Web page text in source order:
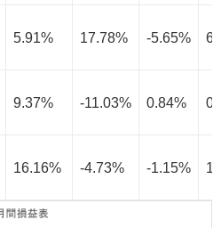
5.91% 17.78% -5.65%
9.37% -11.03% 0.84%
16.16% -4.73% -1.15%